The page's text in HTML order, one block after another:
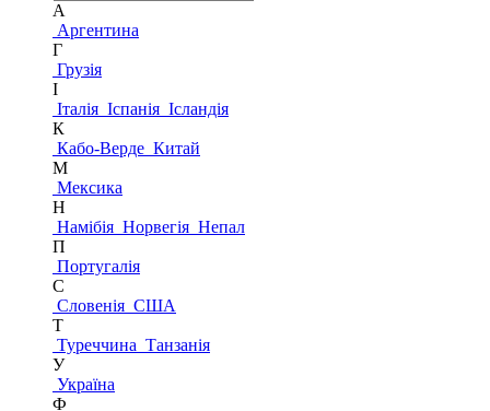
А
Аргентина
Г
Грузія
І
Італія Іспанія Ісландія
К
Кабо-Верде Китай
М
Мексика
Н
Намібія Норвегія Непал
П
Португалія
С
Словенія США
Т
Туреччина Танзанія
У
Україна
Ф